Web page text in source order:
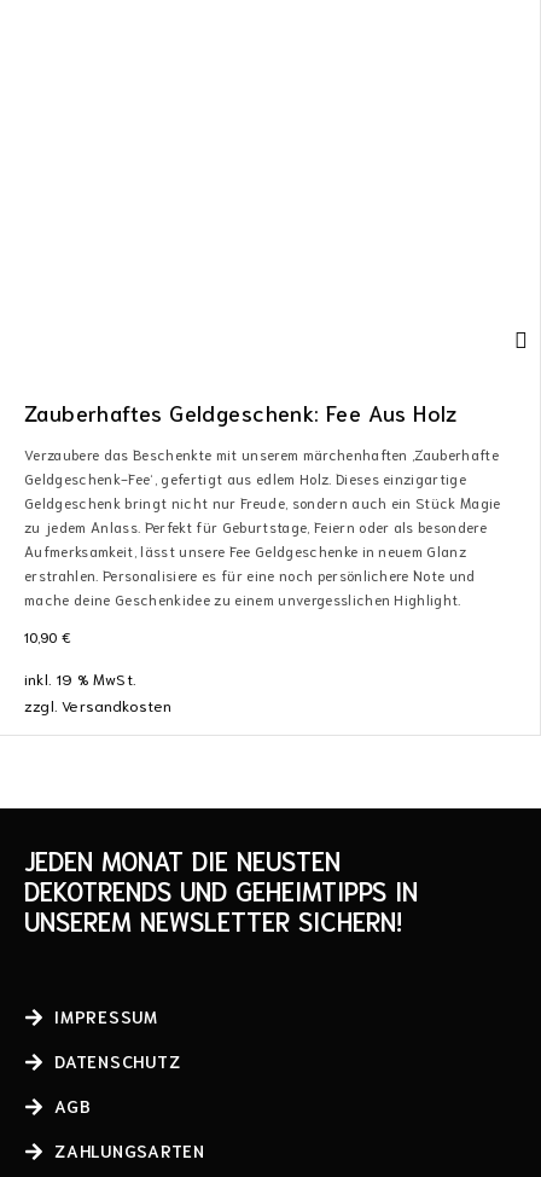
Zauberhaftes Geldgeschenk: Fee Aus Holz
Verzaubere das Beschenkte mit unserem märchenhaften ‚Zauberhafte
Geldgeschenk-Fee‘, gefertigt aus edlem Holz. Dieses einzigartige
Geldgeschenk bringt nicht nur Freude, sondern auch ein Stück Magie
zu jedem Anlass. Perfekt für Geburtstage, Feiern oder als besondere
Aufmerksamkeit, lässt unsere Fee Geldgeschenke in neuem Glanz
erstrahlen. Personalisiere es für eine noch persönlichere Note und
mache deine Geschenkidee zu einem unvergesslichen Highlight.
10,90 €
inkl. 19 % MwSt.
zzgl.Versandkosten
JEDEN MONAT DIE NEUSTEN
DEKOTRENDS UND GEHEIMTIPPS IN
UNSEREM NEWSLETTER SICHERN!
IMPRESSUM
DATENSCHUTZ
AGB
ZAHLUNGSARTEN